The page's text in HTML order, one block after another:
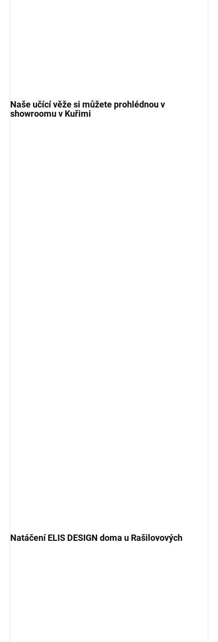
Naše učící věže si můžete prohlédnou v
showroomu v Kuřimi
Natáčení ELIS DESIGN doma u Rašilovových